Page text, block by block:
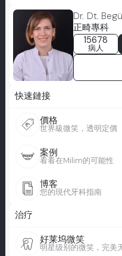
Dr. Dt.
正畸專科
15678
病人
快速鏈接
價格
世界級微笑，透明定價
案例
看看在Milim的可能性
博客
您的現代牙科指南
治疗
好莱坞微笑
明星级别的微笑，完美